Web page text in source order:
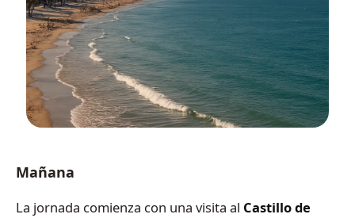
Mañana
La jornada comienza con una visita al Castillo de